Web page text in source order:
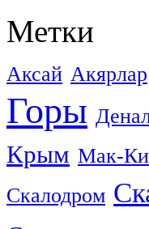
Метки
Аксай Акярлар
Горы
Крым Мак-
Скалодром